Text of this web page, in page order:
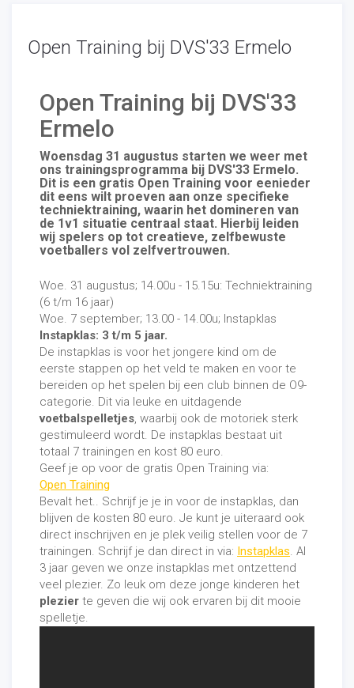
Open Training bij DVS'33 Ermelo
Open Training bij DVS'33
Ermelo
Woensdag 31 augustus starten we weer met
ons trainingsprogramma bij DVS'33 Ermelo.
Dit is een gratis Open Training voor eenieder
dit eens wilt proeven aan onze specifieke
techniektraining, waarin het domineren van
de 1v1 situatie centraal staat. Hierbij leiden
wij spelers op tot creatieve, zelfbewuste
voetballers vol zelfvertrouwen.
Woe. 31 augustus; 14.00u - 15.15u: Techniektraining
(6 t/m 16 jaar)
Woe. 7 september; 13.00 - 14.00u; Instapklas
Instapklas: 3 t/m 5 jaar.
De instapklas is voor het jongere kind om de
eerste stappen op het veld te maken en voor te
bereiden op het spelen bij een club binnen de O9-
categorie. Dit via leuke en uitdagende
voetbalspelletjes, waarbij ook de motoriek sterk
gestimuleerd wordt. De instapklas bestaat uit
totaal 7 trainingen en kost 80 euro.
Geef je op voor de gratis Open Training via:
Open Training
Bevalt het.. Schrijf je je in voor de instapklas, dan
blijven de kosten 80 euro. Je kunt je uiteraard ook
direct inschrijven en je plek veilig stellen voor de 7
trainingen. Schrijf je dan direct in via: Instapklas. Al
3 jaar geven we onze instapklas met ontzettend
veel plezier. Zo leuk om deze jonge kinderen het
plezier te geven die wij ook ervaren bij dit mooie
spelletje.